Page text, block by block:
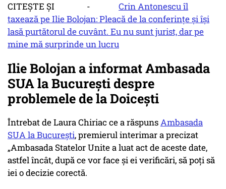
CITEȘTE ȘI - Crin Antonescu îl
taxează pe Ilie Bolojan: Pleacă de la conferințe și își
lasă purtătorul de cuvânt. Eu nu sunt jurist, dar pe
mine mă surprinde un lucru
Ilie Bolojan a informat Ambasada
SUA la București despre
problemele de la Doicești
Întrebat de Laura Chiriac ce a răspunsAmbasada
SUA la București, premierul interimar a precizat
„Ambasada Statelor Unite a luat act de aceste date,
astfel încât, după ce vor face și ei verificări, să poți să
iei o decizie corectă.